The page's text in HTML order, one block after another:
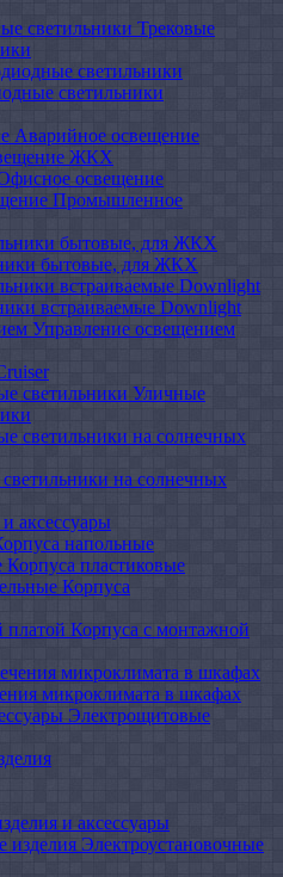
Трековые
светильники
Аварийное освещение
ЖКХ
освещение
Промышленное
бытовые, для ЖКХ
встраиваемые Downlight
Управление освещением
Уличные
на солнечных
аксессуары
напольные
Корпуса пластиковые
Корпуса
Корпуса с монтажной
микроклимата в шкафах
Электрощитовые
и аксессуары
Электроустановочные